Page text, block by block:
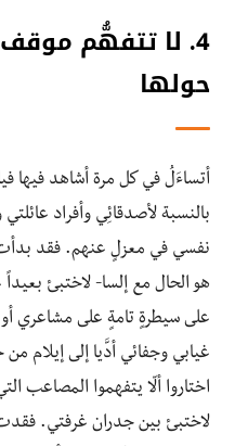
4. لا تتفهُّم
حولها
بالنسبة لأصدقائِي وأفراد
نفسي في معزلٍ عنهم. فقد بدأت
هو الحال مع إلسا- لاختبئ
على سيطرةٍ تامةٍ على مشاعري أو
غيابي وجفائي أدَّيا إلى إيلام
اختاروا ألّا يتفهموا المصاعب
لاختبئ بين جدران غرفتي.